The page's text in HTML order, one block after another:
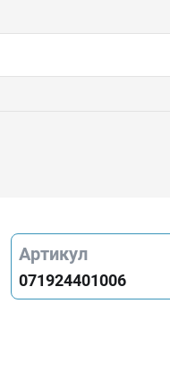
Артикул
071924401006